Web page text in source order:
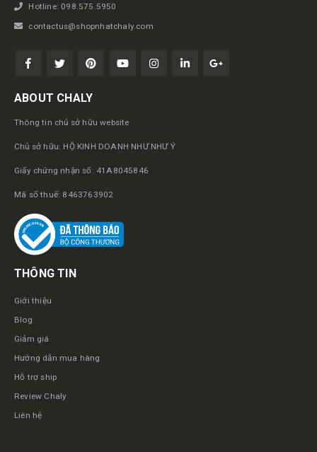
Hotline: 098.575.5950
contactus@shopnhatchaly.com
ABOUT CHALY
Thông tin chủ sở hữu website
Chủ sở hữu: HỘ KINH DOANH NHƯ NHƯ Ý
Giấy chứng nhận số: 41A8045846
Mã số thuế: 8463763902
THÔNG TIN
Giới thiệu
Blog
Giảm giá
Hướng dẫn mua hàng
Hỗ trợ ship
Review Chaly
Liên hệ